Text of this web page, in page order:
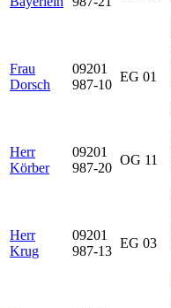
Frau
Dorsch
09201
987-10
EG 01
Herr
Körber
09201
987-20
OG 11
Herr
Krug
09201
987-13
EG 03